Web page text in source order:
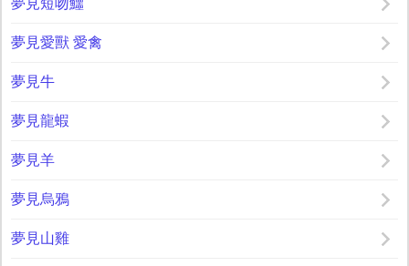
夢見短吻鱷
夢見愛獸 愛禽
夢見牛
夢見龍蝦
夢見羊
夢見烏鴉
夢見山雞